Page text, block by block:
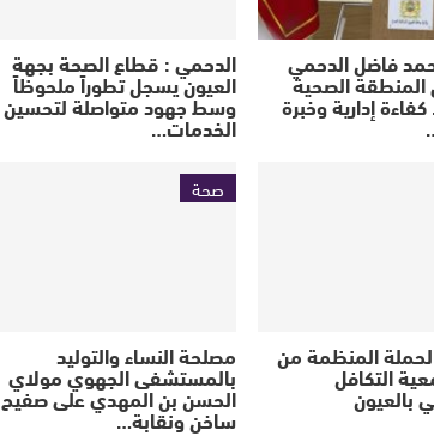
فاضل الدحمي
الصحية
إدارية وخبرة
الدحمي : قطاع الصحة بجهة
العيون يسجل تطوراً ملحوظاً
وسط جهود متواصلة لتحسين
الخدمات…
المنظمة من
التكافل
بالعيون
صحة
مصلحة النساء والتوليد
بالمستشفى الجهوي مولاي
الحسن بن المهدي على صفيح
ساخن ونقابة…